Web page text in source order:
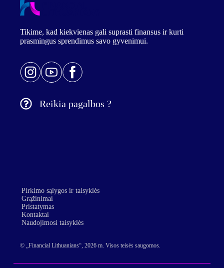
Tikime, kad kiekvienas gali suprasti finansus ir kurti
prasmingus sprendimus savo gyvenimui.
Reikia pagalbos ?
Pirkimo sąlygos ir taisyklės
Grąžinimai
Pristatymas
Kontaktai
Naudojimosi taisyklės
© „Financial Lithuanians“, 2026 m. Visos teisės saugomos.